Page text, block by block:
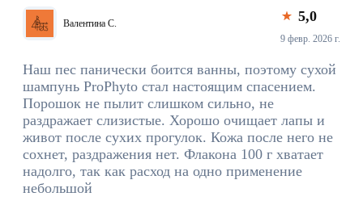
Валентина С. 5,0
9 февр. 2026 г.
Наш пес панически боится ванны, поэтому сухой
шампунь ProPhyto стал настоящим спасением.
Порошок не пылит слишком сильно, не
раздражает слизистые. Хорошо очищает лапы и
живот после сухих прогулок. Кожа после него не
сохнет, раздражения нет. Флакона 100 г хватает
надолго, так как расход на одно применение
небольшой